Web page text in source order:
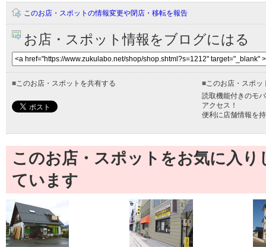
このお店・スポットの情報変更や閉店・移転を報告
お店・スポット情報をブログにはる
■このお店・スポットを共有する ■このお店・スポッ
読取機能付きのモ
アクセス！
便利に店舗情報を
このお店・スポットをお気に入
ています